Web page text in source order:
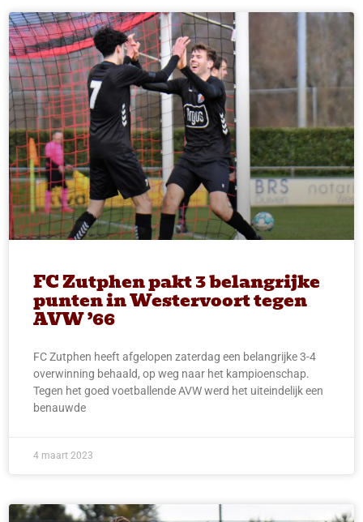
FC Zutphen pakt 3 belangrijke
punten in Westervoort tegen
AVW ’66
FC Zutphen heeft afgelopen zaterdag een belangrijke 3-4
overwinning behaald, op weg naar het kampioenschap.
Tegen het goed voetballende AVW werd het uiteindelijk een
benauwde
4 maart 2023